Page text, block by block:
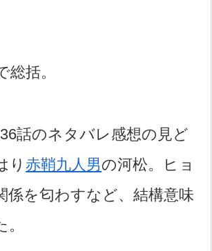
総括。
話のネタバレ感想の見ど
り赤鞘九人男の河松。ヒョ
係を匂わすなど、結構意味